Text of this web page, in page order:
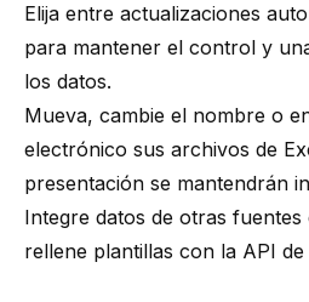
Elija entre actualizaciones
para mantener el control y
los datos.
Mueva, cambie el nombre o
electrónico sus archivos de
presentación se mantendrán
Integre datos de otras
rellene plantillas con la API